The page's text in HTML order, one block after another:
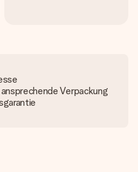
Verpackung